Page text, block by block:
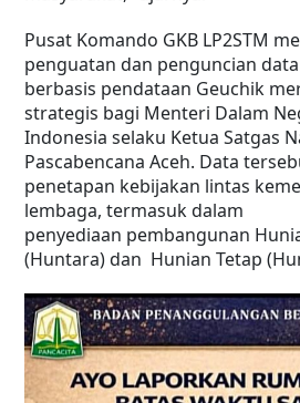
Pusat Komando GKB LP2STM
penguatan dan penguncian
berbasis pendataan Geuchik
strategis bagi Menteri Dalam
Indonesia selaku Ketua Satgas
Pascabencana Aceh. Data
penetapan kebijakan lintas
lembaga, termasuk dalam
penyediaan pembangunan
(Huntara) dan Hunian Tetap